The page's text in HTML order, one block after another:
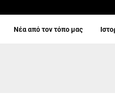
Νέα από τον τόπο μας